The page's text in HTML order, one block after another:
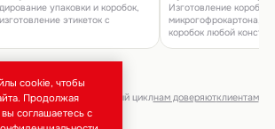
упаковки и коробок,
этикеток с
Изготовление коробок
микрогофрокартона,
коробок любой
· тиражи от 50 шт · полный циклнам доверяютклиентам
cookie, чтобы
Продолжая
соглашаетесь с